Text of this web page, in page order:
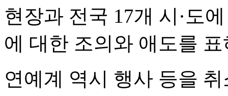
현장과 전국 17개 시·도
에 대한 조의와 애도를
연예계 역시 행사 등을